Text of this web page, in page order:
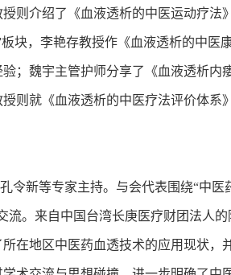
则介绍了《血液透析的中医运动疗
块，李艳存教授作《血液透析的中
；魏宇主管护师分享了《血液透析
则就《血液透析的中医疗法评价体
新等专家主持。与会代表围绕“中医
流。来自中国台湾长庚医疗财团法人
在地区中医药血透技术的应用现状